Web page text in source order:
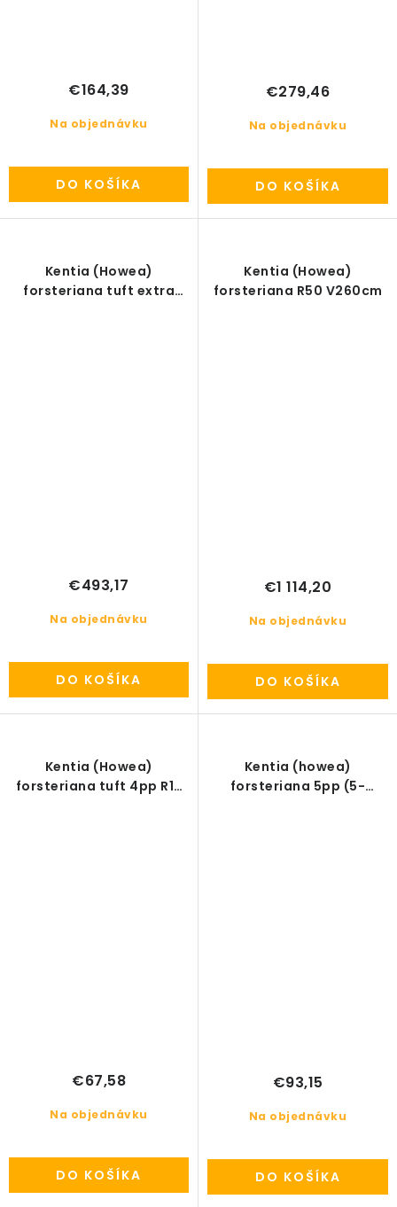
Na objednávku
€164,39
DO KOŠÍKA
Na objednávku
€279,46
DO KOŠÍKA
Kentia (Howea)
forsteriana tuft extra
Na objednávku
€493,17
DO KOŠÍKA
Kentia (Howea)
forsteriana R50 V260cm
Na objednávku
€1 114,20
DO KOŠÍKA
Kentia (Howea)
forsteriana tuft 4pp R17
Na objednávku
€67,58
DO KOŠÍKA
Kentia (howea)
forsteriana 5pp (5-
Na objednávku
€93,15
DO KOŠÍKA